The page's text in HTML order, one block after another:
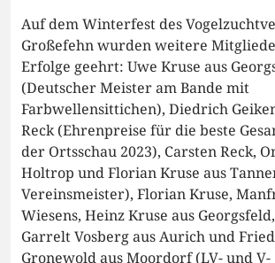
Auf dem Winterfest des
Großefehn wurden weitere
Erfolge geehrt: Uwe Kruse aus
(Deutscher Meister am Bande mit
Farbwellensittichen), Diedrich
Reck (Ehrenpreise für die beste
der Ortsschau 2023), Carsten Reck,
Holtrop und Florian Kruse aus
Vereinsmeister), Florian Kruse,
Wiesens, Heinz Kruse aus
Garrelt Vosberg aus Aurich und
Gronewold aus Moordorf (LV- und V-